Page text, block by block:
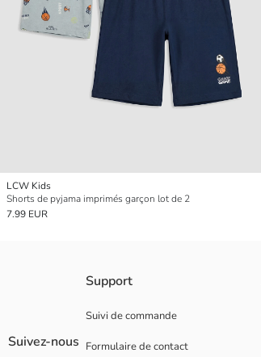
LCW Kids
Shorts de pyjama imprimés garçon lot de 2
7.99 EUR
Support
Suivi de commande
Formulaire de contact
Suivez-nous